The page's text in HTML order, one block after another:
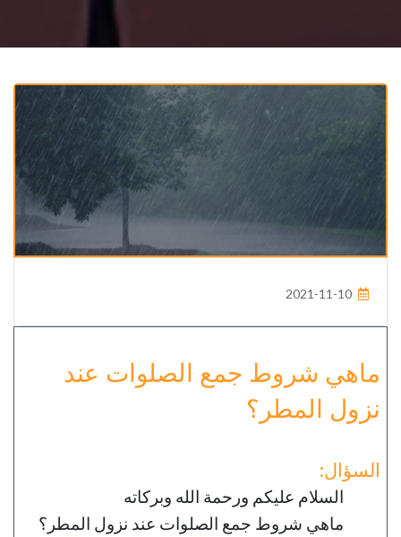
2021-11-10
ماهي شروط جمع الصلوات عند
نزول المطر؟
السؤال:
السلام عليكم ورحمة الله وبركاته
ماهي شروط جمع الصلوات عند نزول المطر؟